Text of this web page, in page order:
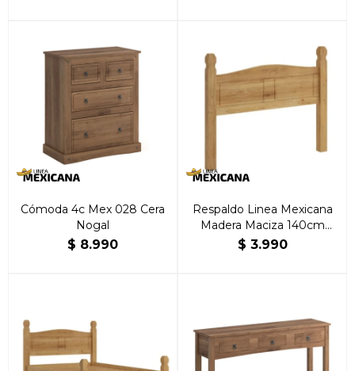
Cómoda 4c Mex 028 Cera
Nogal
$ 8.990
Respaldo Linea Mexicana
Madera Maciza 140cm
Natural
$ 3.990